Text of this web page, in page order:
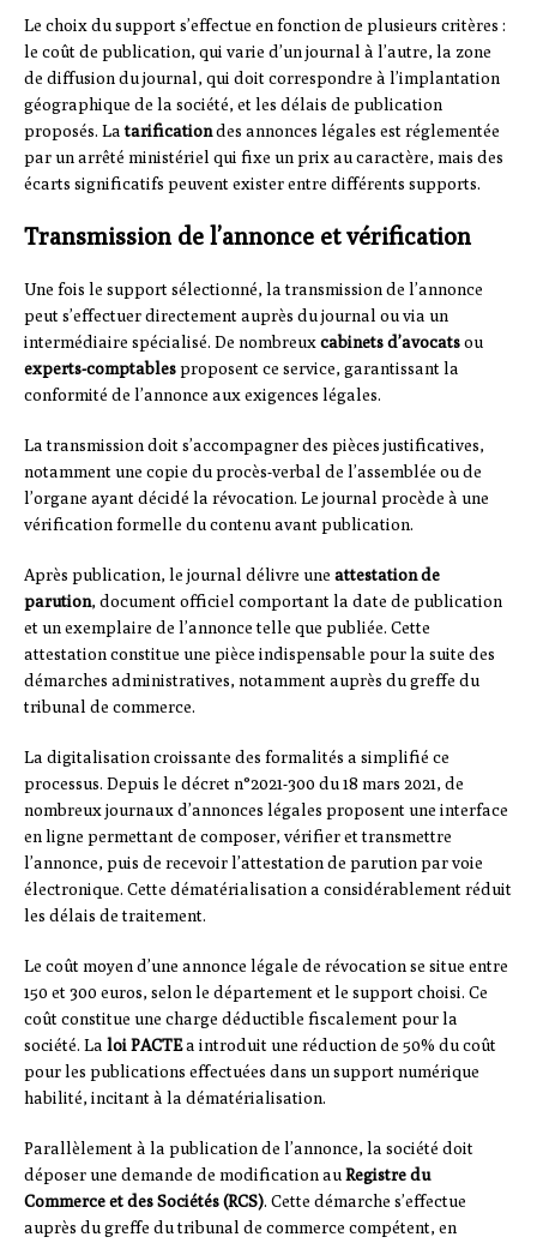
Le choix du support s’effectue en fonction de plusieurs critères :
le coût de publication, qui varie d’un journal à l’autre, la zone
de diffusion du journal, qui doit correspondre à l’implantation
géographique de la société, et les délais de publication
proposés. Latarificationdes annonces légales est réglementée
par un arrêté ministériel qui fixe un prix au caractère, mais des
écarts significatifs peuvent exister entre différents supports.
Transmission de l’annonce et vérification
Une fois le support sélectionné, la transmission de l’annonce
peut s’effectuer directement auprès du journal ou via un
intermédiaire spécialisé. De nombreuxcabinets d’avocatsou
experts-comptablesproposent ce service, garantissant la
conformité de l’annonce aux exigences légales.
La transmission doit s’accompagner des pièces justificatives,
notamment une copie du procès-verbal de l’assemblée ou de
l’organe ayant décidé la révocation. Le journal procède à une
vérification formelle du contenu avant publication.
Après publication, le journal délivre une attestation de
parution, document officiel comportant la date de publication
et un exemplaire de l’annonce telle que publiée. Cette
attestation constitue une pièce indispensable pour la suite des
démarches administratives, notamment auprès du greffe du
tribunal de commerce.
La digitalisation croissante des formalités a simplifié ce
processus. Depuis le décret n°2021-300 du 18 mars 2021, de
nombreux journaux d’annonces légales proposent une interface
en ligne permettant de composer, vérifier et transmettre
l’annonce, puis de recevoir l’attestation de parution par voie
électronique. Cette dématérialisation a considérablement réduit
les délais de traitement.
Le coût moyen d’une annonce légale de révocation se situe entre
150 et 300 euros, selon le département et le support choisi. Ce
coût constitue une charge déductible fiscalement pour la
société. La loi PACTEa introduit une réduction de 50% du coût
pour les publications effectuées dans un support numérique
habilité, incitant à la dématérialisation.
Parallèlement à la publication de l’annonce, la société doit
déposer une demande de modification auRegistre du
Commerce et des Sociétés (RCS). Cette démarche s’effectue
auprès du greffe du tribunal de commerce compétent, en